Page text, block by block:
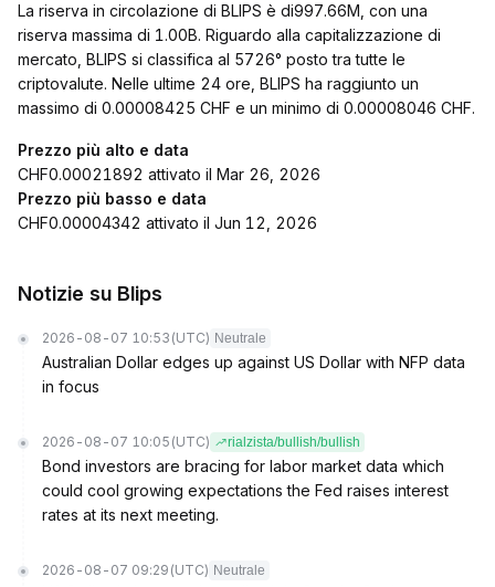
La riserva in circolazione di BLIPS è di997.66M, con una
riserva massima di 1.00B. Riguardo alla capitalizzazione di
mercato, BLIPS si classifica al 5726° posto tra tutte le
criptovalute. Nelle ultime 24 ore, BLIPS ha raggiunto un
massimo di 0.00008425 CHF e un minimo di 0.00008046 CHF.
Prezzo più alto e data
CHF0.00021892 attivato il Mar 26, 2026
Prezzo più basso e data
CHF0.00004342 attivato il Jun 12, 2026
Notizie su Blips
2026-08-07 10:53 (UTC) Neutrale
Australian Dollar edges up against US Dollar with NFP data
in focus
2026-08-07 10:05 (UTC) rialzista/bullish/bullish
Bond investors are bracing for labor market data which
could cool growing expectations the Fed raises interest
rates at its next meeting.
2026-08-07 09:29 (UTC) Neutrale